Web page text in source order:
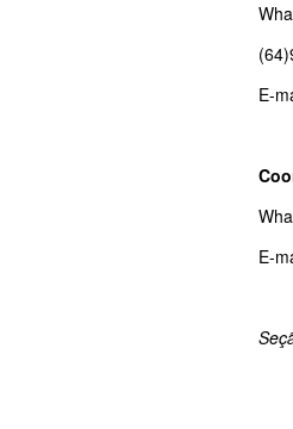
E-
E-